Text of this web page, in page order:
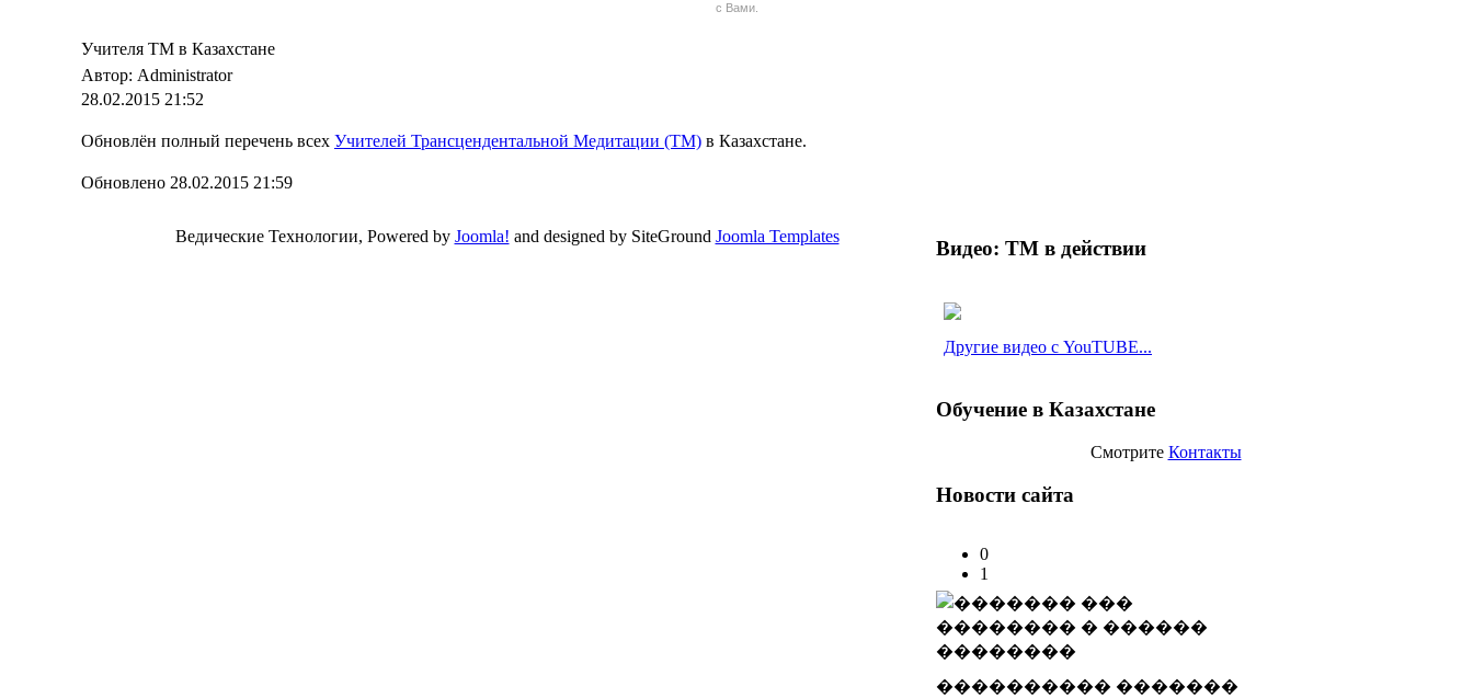
с Вами.
Учителя ТМ в Казахстане
Автор: Administrator
28.02.2015 21:52
Обновлён полный перечень всех Учителей Трансцендентальной Медитации (ТМ) в Казахстане.
Обновлено 28.02.2015 21:59
Видео: ТМ в действии
Другие видео с YouTUBE...
Обучение в Казахстане
Смотрите Контакты
Новости сайта
0
1
���������� �������
Ведические Технологии, Powered by Joomla! and designed by SiteGround Joomla Templates